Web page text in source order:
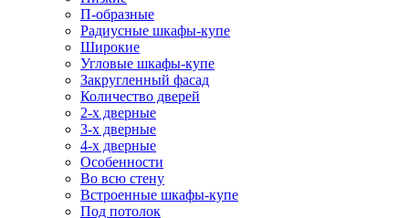
П-образные
Радиусные шкафы-купе
Широкие
Угловые шкафы-купе
Закругленный фасад
Количество дверей
2-х дверные
3-х дверные
4-х дверные
Особенности
Во всю стену
Встроенные шкафы-купе
Под потолок